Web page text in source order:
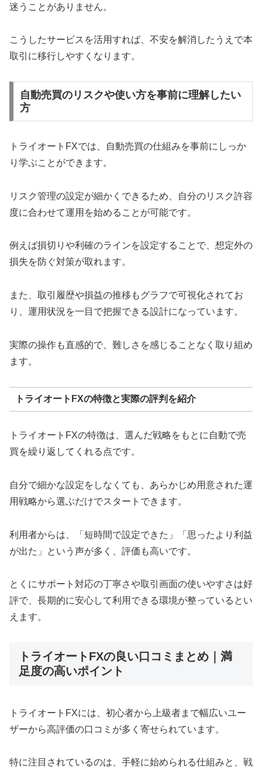
迷うことがありません。
こうしたサービスを活用すれば、不安を解消したうえで本
取引に移行しやすくなります。
自動売買のリスクや使い方を事前に理解したい
方
トライオートFXでは、自動売買の仕組みを事前にしっか
り学ぶことができます。
リスク管理の設定が細かくできるため、自分のリスク許容
度に合わせて運用を始めることが可能です。
例えば損切りや利確のラインを設定することで、想定外の
損失を防ぐ対策が取れます。
また、取引履歴や損益の推移もグラフで可視化されてお
り、運用状況を一目で把握できる設計になっています。
実際の操作も直感的で、難しさを感じることなく取り組め
ます。
トライオートFXの特徴と実際の評判を紹介
トライオートFXの特徴は、選んだ戦略をもとに自動で売
買を繰り返してくれる点です。
自分で細かな設定をしなくても、あらかじめ用意された運
用戦略から選ぶだけでスタートできます。
利用者からは、「短時間で設定できた」「思ったより利益
が出た」という声が多く、評価も高いです。
とくにサポート対応の丁寧さや取引画面の使いやすさは好
評で、長期的に安心して利用できる環境が整っているとい
えます。
トライオートFXの良い口コミまとめ｜満
足度の高いポイント
トライオートFXには、初心者から上級者まで幅広いユー
ザーから高評価の口コミが多く寄せられています。
特に注目されているのは、手軽に始められる仕組みと、戦